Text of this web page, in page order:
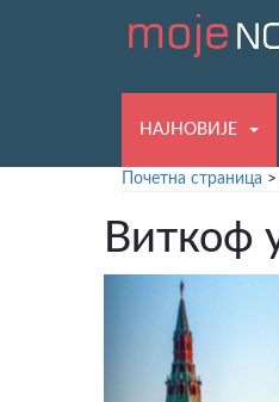
НАЈНОВИЈЕ
Почетна страница >
Виткоф